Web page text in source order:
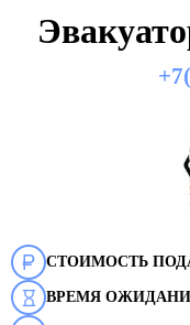
СТОИМОСТЬ
ВРЕМЯ